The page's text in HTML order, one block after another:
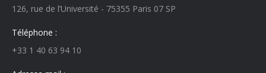
126, rue de l’Université - 75355 Paris 07 SP
Téléphone :
+33 1 40 63 94 10